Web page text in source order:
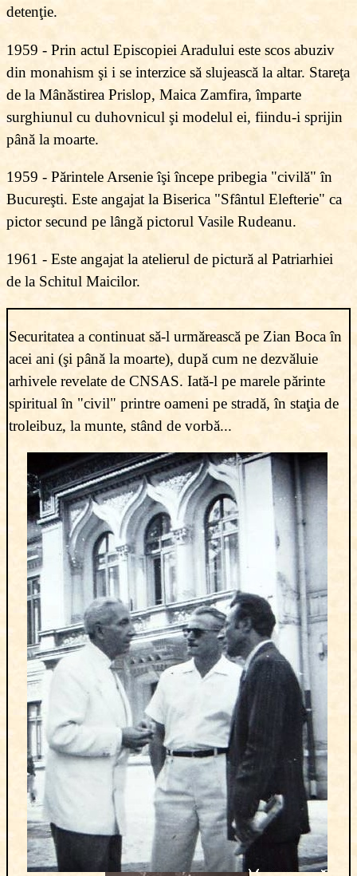
detenţie.
1959 - Prin actul Episcopiei Aradului este scos abuziv
din monahism şi i se interzice să slujească la altar. Stareţa
de la Mânăstirea Prislop, Maica Zamfira, împarte
surghiunul cu duhovnicul şi modelul ei, fiindu-i sprijin
până la moarte.
1959 - Părintele Arsenie îşi începe pribegia "civilă" în
Bucureşti. Este angajat la Biserica "Sfântul Elefterie" ca
pictor secund pe lângă pictorul Vasile Rudeanu.
1961 - Este angajat la atelierul de pictură al Patriarhiei
de la Schitul Maicilor.
Securitatea a continuat să-l urmărească pe Zian Boca în
acei ani (şi până la moarte), după cum ne dezvăluie
arhivele revelate de CNSAS. Iată-l pe marele părinte
spiritual în "civil" printre oameni pe stradă, în staţia de
troleibuz, la munte, stând de vorbă...